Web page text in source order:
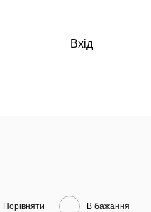
Вхід
Порівняти В бажання